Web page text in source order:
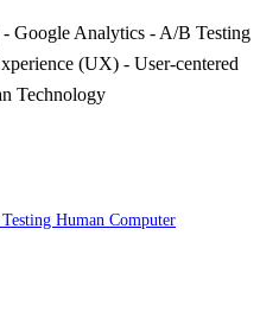
Google Analytics - A/B Testing
(UX) - User-centered
Technology
Human Computer